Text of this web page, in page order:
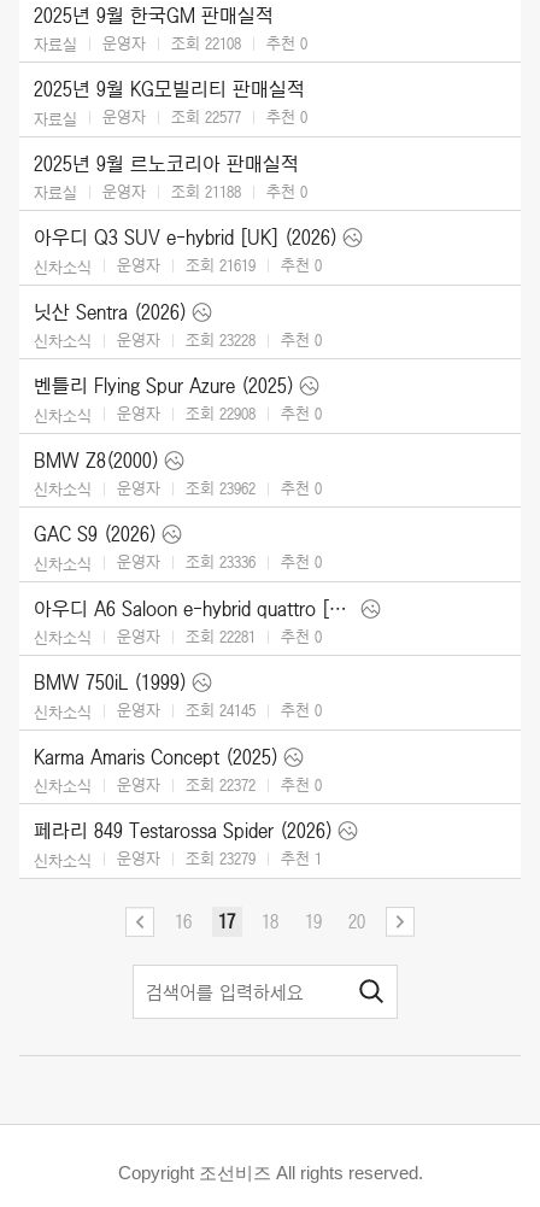
2025년 9월 한국GM 판매실적
자료실 운영자 조회 22108 추천 0
2025년 9월 KG모빌리티 판매실적
자료실 운영자 조회 22577 추천 0
2025년 9월 르노코리아 판매실적
자료실 운영자 조회 21188 추천 0
아우디 Q3 SUV e-hybrid [UK] (2026)
신차소식 운영자 조회 21619 추천 0
닛산 Sentra (2026)
신차소식 운영자 조회 23228 추천 0
벤틀리 Flying Spur Azure (2025)
신차소식 운영자 조회 22908 추천 0
BMW Z8(2000)
신차소식 운영자 조회 23962 추천 0
GAC S9 (2026)
신차소식 운영자 조회 23336 추천 0
아우디 A6 Saloon e-hybrid quattro [UK] (2026)
신차소식 운영자 조회 22281 추천 0
BMW 750iL (1999)
신차소식 운영자 조회 24145 추천 0
Karma Amaris Concept (2025)
신차소식 운영자 조회 22372 추천 0
페라리 849 Testarossa Spider (2026)
신차소식 운영자 조회 23279 추천 1
16 17 18 19 20
Copyright 조선비즈 All rights reserved.